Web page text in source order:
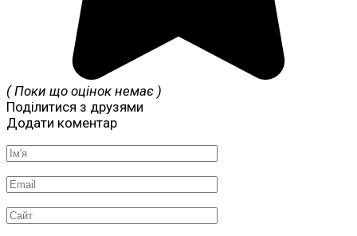
( Поки що оцінок немає )
Поділитися з друзями
Додати коментар
Ім'я
Email
Сайт